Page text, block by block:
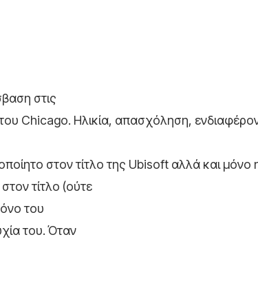
στις
Chicago. Ηλικία, απασχόληση,
στον τίτλο της Ubisoft αλλά και μόνο
τίτλο (ούτε
του
του. Όταν